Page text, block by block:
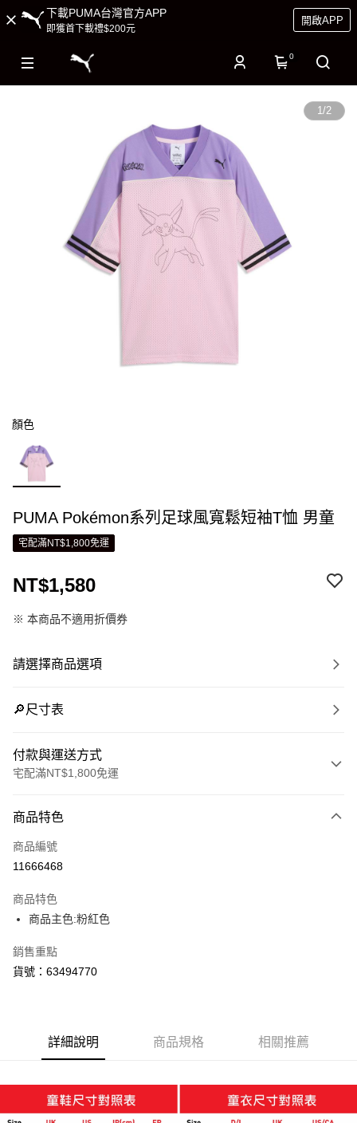
下載PUMA台灣官方APP
即獲首下載禮$200元
開啟APP
0
1/2
顏色
PUMA Pokémon系列足球風寬鬆短袖T恤 男童
宅配滿NT$1,800免運
NT$1,580
※ 本商品不適用折價券
請選擇商品選項
🔎尺寸表
付款與運送方式
宅配滿NT$1,800免運
信用卡一次付款
LINE Pay
街口支付
悠遊付
Google Pay
宅配(離島恕不配送)
每筆NT$150，滿NT$1,800(含以上)免運費
商品特色
商品編號
11666468
商品特色
商品主色:粉紅色
銷售重點
貨號：63494770
詳細說明 商品規格 相關推薦